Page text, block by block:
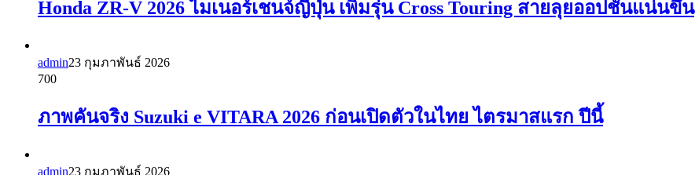
Honda ZR-V 2026 ไมเนอร์เชนจ์ญี่ปุ่น เพิ่มรุ่น Cross Touring สายลุยออปชันแน่นขึ้น
admin23 กุมภาพันธ์ 2026
700
ภาพคันจริง Suzuki e VITARA 2026 ก่อนเปิดตัวในไทย ไตรมาสแรก ปีนี้
admin23 กุมภาพันธ์ 2026